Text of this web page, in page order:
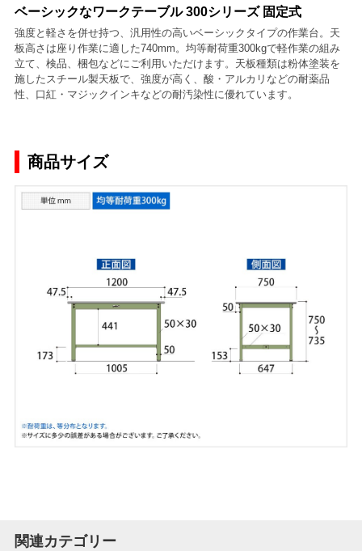
ベーシックなワークテーブル 300シリーズ 固定式
強度と軽さを併せ持つ、汎用性の高いベーシックタイプの作業台。天
板高さは座り作業に適した740mm。均等耐荷重300kgで軽作業の組み
立て、検品、梱包などにご利用いただけます。天板種類は粉体塗装を
施したスチール製天板で、強度が高く、酸・アルカリなどの耐薬品
性、口紅・マジックインキなどの耐汚染性に優れています。
商品サイズ
関連カテゴリー